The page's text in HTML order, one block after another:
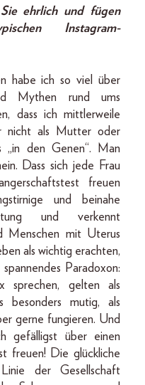
Sie ehrlich und fügen
Instagram-
habe ich so viel über
Mythen rund ums
dass ich mittlerweile
nicht als Mutter oder
den Genen“. Man
Dass sich jede Frau
freuen
und beinahe
und verkennt
Menschen mit Uterus
als wichtig erachten,
Paradoxon:
sprechen, gelten als
besonders mutig, als
gerne fungieren. Und
gefälligst über einen
freuen! Die glückliche
der Gesellschaft